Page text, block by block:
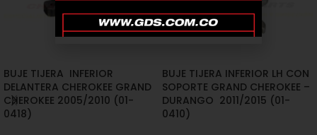
BUJE TIJERA INFERIOR
DELANTERA CHEROKEE GRAND
CHEROKEE 2005/2010 (01-
0418)
BUJE TIJERA INFERIOR LH CON
SOPORTE GRAND CHEROKEE –
DURANGO 2011/2015 (01-
0410)